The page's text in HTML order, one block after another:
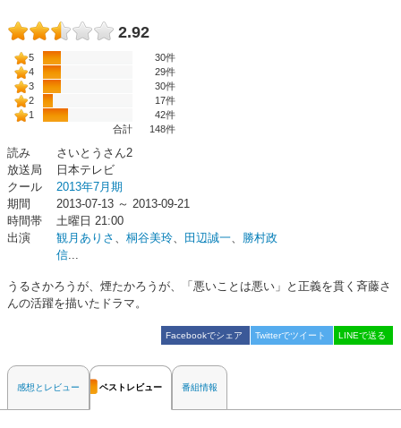
2.92
5
30件
4
29件
3
30件
2
17件
1
42件
合計
148件
読み
さいとうさん2
放送局
日本テレビ
クール
2013年7月期
期間
2013-07-13 ～ 2013-09-21
時間帯
土曜日 21:00
出演
観月ありさ 、 桐谷美玲、 田辺誠一、 勝村政
信...
うるさかろうが、煙たかろうが、「悪いことは悪い」と正義を貫く斉藤さ
んの活躍を描いたドラマ。
Facebookでシェア Twitterでツイート LINEで送る
感想とレビュー ベストレビュー 番組情報